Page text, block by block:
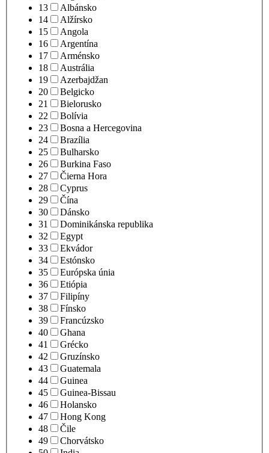
13
Albánsko
14
Alžírsko
15
Angola
16
Argentína
17
Arménsko
18
Austrália
19
Azerbajdžan
20
Belgicko
21
Bielorusko
22
Bolívia
23
Bosna a Hercegovina
24
Brazília
25
Bulharsko
26
Burkina Faso
27
Čierna Hora
28
Cyprus
29
Čína
30
Dánsko
31
Dominikánska republika
32
Egypt
33
Ekvádor
34
Estónsko
35
Európska únia
36
Etiópia
37
Filipíny
38
Fínsko
39
Francúzsko
40
Ghana
41
Grécko
42
Gruzínsko
43
Guatemala
44
Guinea
45
Guinea-Bissau
46
Holansko
47
Hong Kong
48
Čile
49
Chorvátsko